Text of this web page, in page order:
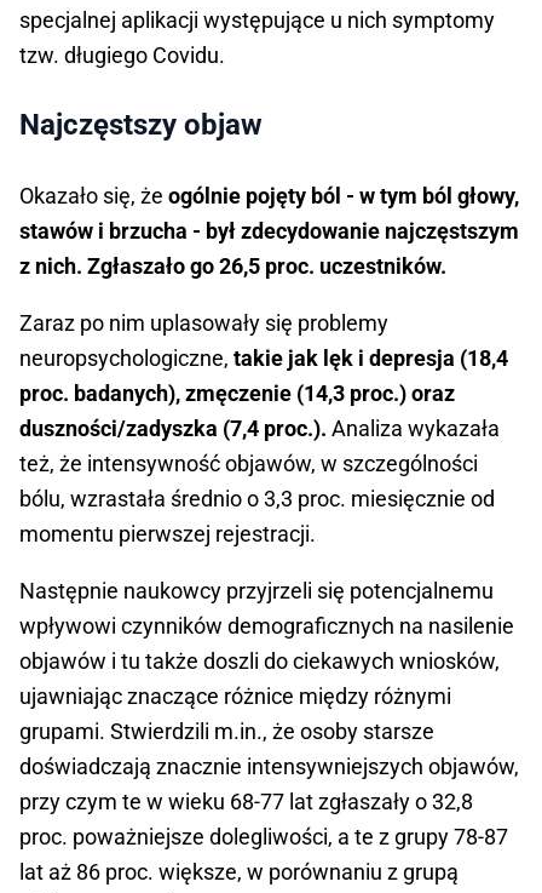
specjalnej aplikacji występujące u nich symptomy
tzw. długiego Covidu.
Najczęstszy objaw
Okazało się, że ogólnie pojęty ból - w tym ból głowy,
stawów i brzucha - był zdecydowanie najczęstszym
z nich. Zgłaszało go 26,5 proc. uczestników.
Zaraz po nim uplasowały się problemy
neuropsychologiczne, takie jak lęk i depresja (18,4
proc. badanych), zmęczenie (14,3 proc.) oraz
duszności/zadyszka (7,4 proc.). Analiza wykazała
też, że intensywność objawów, w szczególności
bólu, wzrastała średnio o 3,3 proc. miesięcznie od
momentu pierwszej rejestracji.
Następnie naukowcy przyjrzeli się potencjalnemu
wpływowi czynników demograficznych na nasilenie
objawów i tu także doszli do ciekawych wniosków,
ujawniając znaczące różnice między różnymi
grupami. Stwierdzili m.in., że osoby starsze
doświadczają znacznie intensywniejszych objawów,
przy czym te w wieku 68-77 lat zgłaszały o 32,8
proc. poważniejsze dolegliwości, a te z grupy 78-87
lat aż 86 proc. większe, w porównaniu z grupą